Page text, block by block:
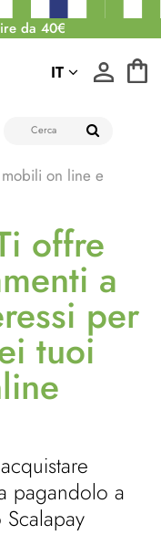
da 40€
IT
on line e
offre
a
per
tuoi
pagandolo a